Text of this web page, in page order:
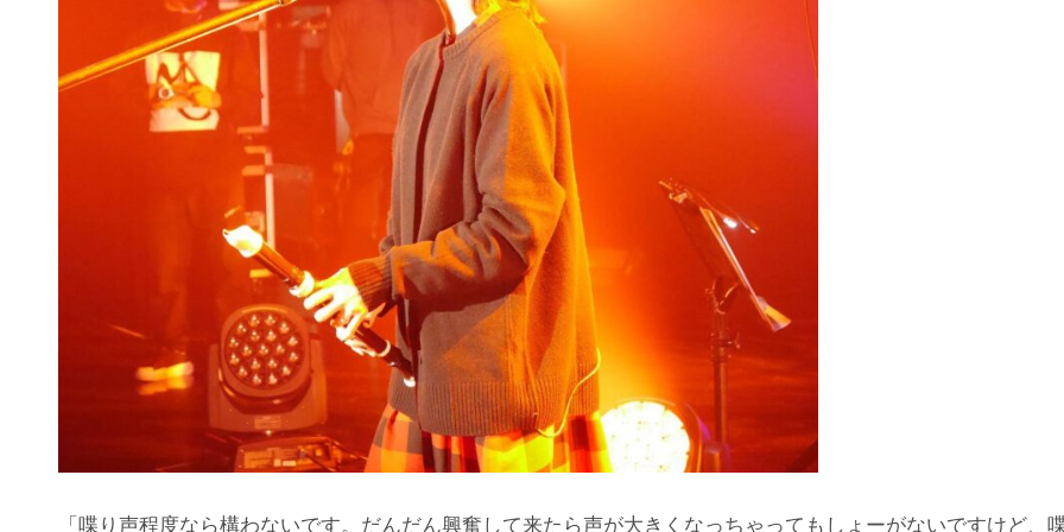
「喋り声程度なら構わないです。だんだん興奮して来たら声が大きくなっちゃってもしょーがないですけど、